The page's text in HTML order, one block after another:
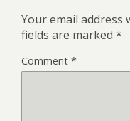
Your email address
fields are marked *
Comment *